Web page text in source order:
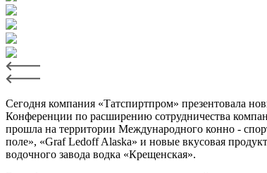
Сегодня компания «Татспиртпром» презентовала
Конференции по расширению сотрудничества
прошла на территории Международного конно -
поле», «Graf Ledoff Alaska» и новые вкусовая
водочного завода водка «Крещенская».